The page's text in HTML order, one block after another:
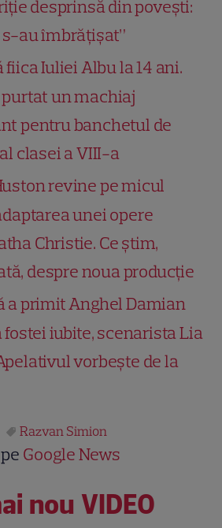
desprinsă din povești:
s-au îmbrățișat”
fiica Iuliei Albu la 14 ani.
un machiaj
pentru banchetul de
clasei a VIII-a
revine pe micul
unei opere
Christie. Ce știm,
despre noua producție
a primit Anghel Damian
fostei iubite, scenarista Lia
vorbește de la
Razvan Simion
Google News
nou VIDEO